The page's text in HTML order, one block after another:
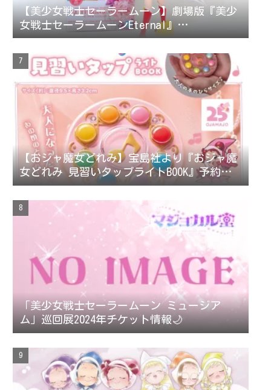
【美少女戦士セーラームーン】劇場版『美少
女戦士セーラームーンEternal』
GLITTER&GLAMOURS-SUPER SAILOR MOON-［グ
リッターアンドグラマラスシリーズ スーパ
ーセーラームーン］フィギュアコレクション
レビュー/評価
【おジャ魔女どれみ】宝島社より『おジャ魔
女どれみ 見習いタップライトBOOK』予約受
付中！
「美少女戦士セーラームーン ミュージア
ム」巡回展2024年チケット情報🌙